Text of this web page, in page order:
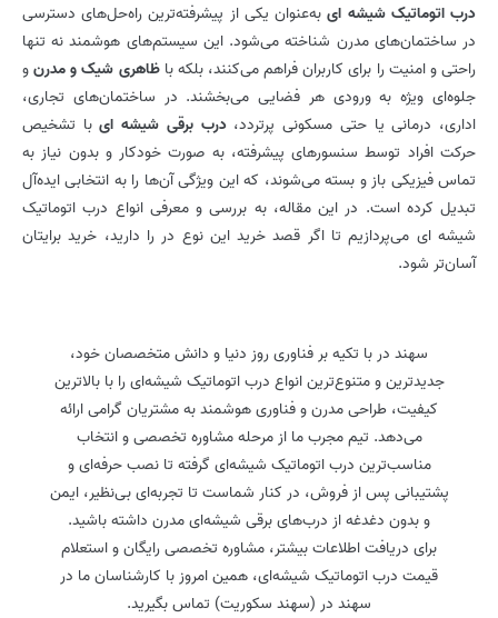
درب اتوماتیک شیشه ایبه‌عنوان یکی از پیشرفته‌ترین راه‌حل‌های دسترسی
در ساختمان‌های مدرن شناخته می‌شود. این سیستم‌های هوشمند نه تنها
راحتی و امنیت را برای کاربران فراهم می‌کنند، بلکه باظاهری شیک و مدرنو
جلوه‌ای ویژه به ورودی هر فضایی می‌بخشند. در ساختمان‌های تجاری،
اداری، درمانی یا حتی مسکونی پرتردد،درب‌ برقی شیشه ایبا تشخیص
حرکت افراد توسط سنسورهای پیشرفته، به صورت خودکار و بدون نیاز به
تماس فیزیکی باز و بسته می‌شوند، که این ویژگی آن‌ها را به انتخابی ایده‌آل
تبدیل کرده است. در این مقاله، به بررسی و معرفی انواع درب اتوماتیک
شیشه ای می‌پردازیم تا اگر قصد خرید این نوع در را دارید، خرید برایتان
آسان‌تر شود.
سهند در با تکیه بر فناوری روز دنیا و دانش متخصصان خود،
جدیدترین و متنوع‌ترین انواع درب اتوماتیک شیشه‌ای را با بالاترین
کیفیت، طراحی مدرن و فناوری هوشمند به مشتریان گرامی ارائه
می‌دهد. تیم مجرب ما از مرحله مشاوره تخصصی و انتخاب
مناسب‌ترین درب اتوماتیک شیشه‌ای گرفته تا نصب حرفه‌ای و
پشتیبانی پس از فروش، در کنار شماست تا تجربه‌ای بی‌نظیر، ایمن
و بدون دغدغه از درب‌های برقی شیشه‌ای مدرن داشته باشید.
برای دریافت اطلاعات بیشتر، مشاوره تخصصی رایگان و استعلام
قیمت درب اتوماتیک شیشه‌ای، همین امروز با کارشناسان ما در
سهند در (سهند سکوریت) تماس بگیرید.